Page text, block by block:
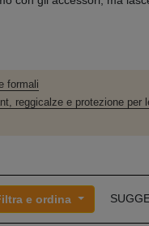
formali
reggicalze e protezione per
e ordina